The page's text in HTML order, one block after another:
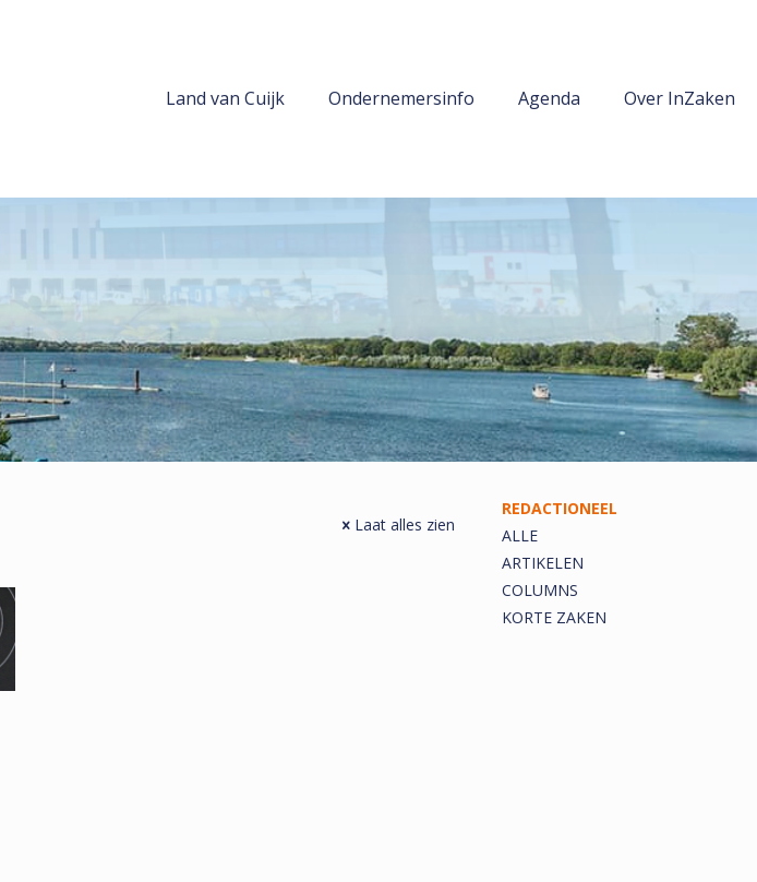
Land van Cuijk Ondernemersinfo Agenda Over InZaken
Laat alles zien
REDACTIONEEL
ALLE
ARTIKELEN
COLUMNS
KORTE ZAKEN